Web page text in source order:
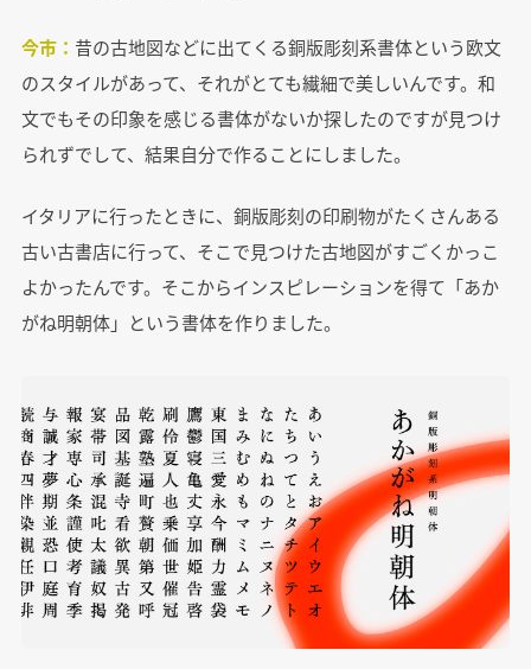
今市： 昔の古地図などに出てくる銅版彫刻系書体という欧文
のスタイルがあって、それがとても繊細で美しいんです。和
文でもその印象を感じる書体がないか探したのですが見つけ
られずでして、結果自分で作ることにしました。
イタリアに行ったときに、銅版彫刻の印刷物がたくさんある
古い古書店に行って、そこで見つけた古地図がすごくかっこ
よかったんです。そこからインスピレーションを得て「あか
がね明朝体」という書体を作りました。